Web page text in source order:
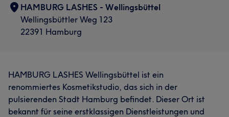
Professionell 6
HAMBURG LASHES - Wellingsbüttel
Wellingsbüttler Weg 123
22391 Hamburg
HAMBURG LASHES Wellingsbüttel ist ein
renommiertes Kosmetikstudio, das sich in der
pulsierenden Stadt Hamburg befindet. Dieser Ort ist
bekannt für seine erstklassigen Dienstleistungen und